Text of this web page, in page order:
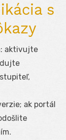
s
: aktivujte
ak portál